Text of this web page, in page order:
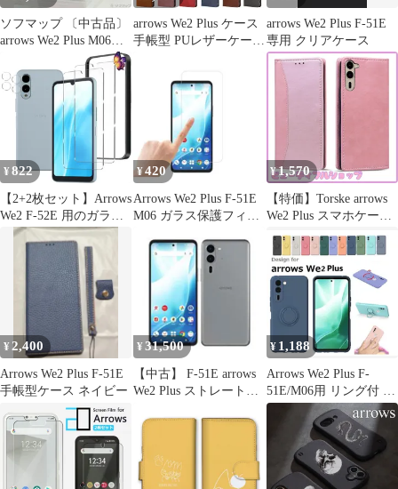
ソフマップ 〔中古品〕
arrows We2 Plus M06
256GB スレートグレイ
ASMC060 SIMフリー
【276】
arrows We2 Plus ケース
手帳型 PUレザーケース
プラスマグネット スタ
ンド TPUスマホカバー
ジネス
arrows We2 Plus F-51E
専用 クリアケース
¥ 822
【2+2枚セット】Arrows
We2 F-52E 用のガラス
フィルム（2枚）+カメ
ラフィルム（2枚）
arrows We2 FCG02 用の
フイルム 強化液晶保護
フィルム ワンタッチ貼
付け/気泡ゼロ/ケースと
干渉せず/硬度9H/飛散
防止/指紋防止/指紋認証
対
¥420
Arrows We2 Plus F-51E
M06 ガラス保護フィル
¥1,570
【特価】Torske arrows
We2 Plus スマホケース
arrows We2 Plus F-51E
ケース アローズWE2プ
ラス カバー 内蔵マグネ
ット開閉式 ベルトなし
カードポケット Arrows
F-51E ケース アローズ
WE2 Plus
¥2,400
Arrows We2 Plus F-51E
手帳型ケース ネイビー
¥ 31,500
【中古】 F-51E arrows
We2 Plus ストレートグ
ドコモ スマホ【送料無
¥ 1,188
Arrows We2 Plus F-
51E/M06用 リング付 硬
質シリコン ソフトバッ
クカバー 衝撃吸収 スタ
ンド ストラップ付 (ブ
ラック、ネイビー、グ
レー、オレンジ、イエ